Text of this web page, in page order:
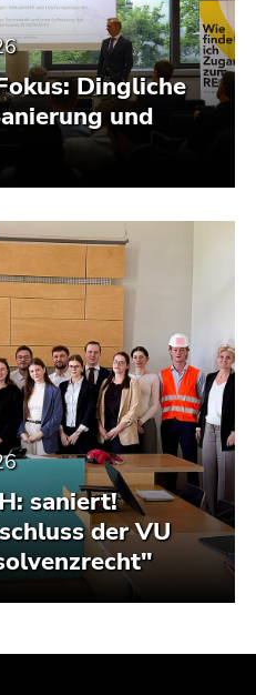
Dingliche
und
saniert!
der VU